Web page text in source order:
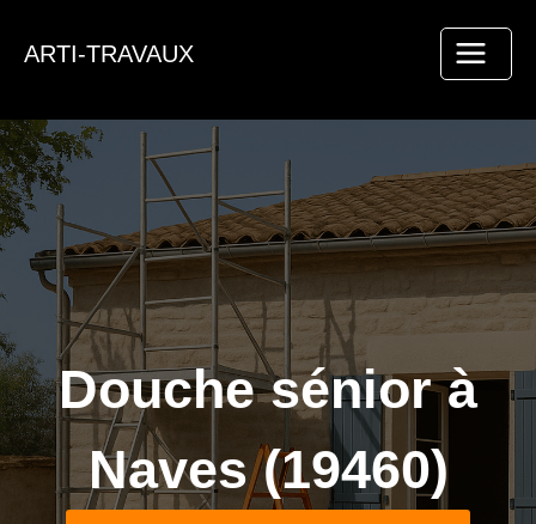
ARTI-TRAVAUX
Douche sénior à
Naves (19460)